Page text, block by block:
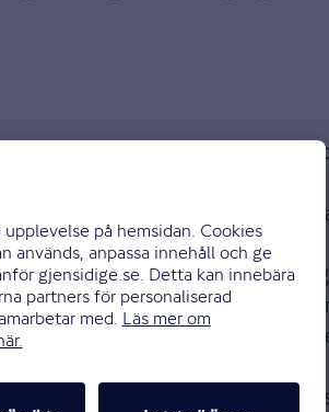
för din tidigare försäkring, och
hos ditt tidigare
enligt villkoret i din
till oss är riskbärare ersätts
tjänst via samarbetspart till
försäkringsbolaget, för att